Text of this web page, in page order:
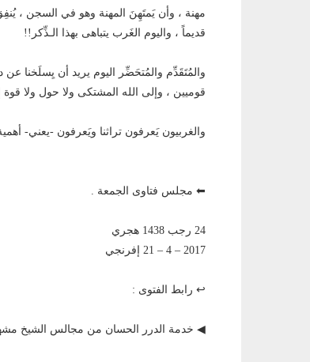
مهنة ، وأن يَمتَهِنَ المهنة وهو في السجن ،
قديماً ، واليوم الغَرب يتباهى بهذا الـذِّكر!!
والمُتَقَدِّم والمُتحَضِّر اليوم يريد أن يِسلَخنا عن
قوميين ، وإلى الله المشتكى ولا حول ولا قوة
والغربيون يَعرفون تراثنا ويَعرفون -يعني-
⬅ مجلس فتاوى الجمعة .
24 رجب 1438 هجري
2017 – 4 – 21 إفرنجي
↩ رابط الفتوى :
◀ خدمة الدرر الحسان من مجالس الشيخ